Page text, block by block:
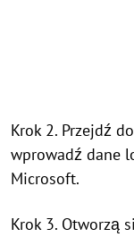
Krok 2. Przejdź do
wprowadź dane
Microsoft.
Krok 3. Otworzą